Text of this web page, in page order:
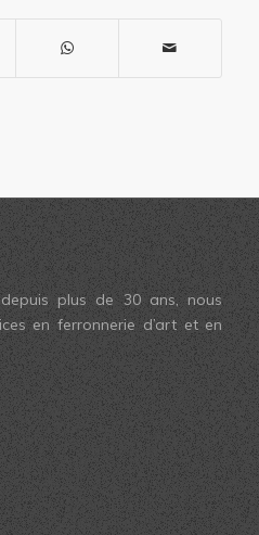
plus de 30 ans, nous
en ferronnerie d’art et en